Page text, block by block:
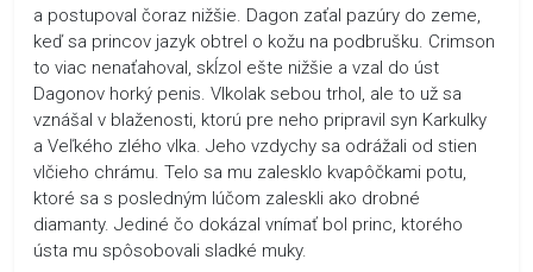
a postupoval čoraz nižšie. Dagon zaťal pazúry do zeme,
keď sa princov jazyk obtrel o kožu na podbrušku. Crimson
to viac nenaťahoval, skĺzol ešte nižšie a vzal do úst
Dagonov horký penis. Vlkolak sebou trhol, ale to už sa
vznášal v blaženosti, ktorú pre neho pripravil syn Karkulky
a Veľkého zlého vlka. Jeho vzdychy sa odrážali od stien
vlčieho chrámu. Telo sa mu zalesklo kvapôčkami potu,
ktoré sa s posledným lúčom zaleskli ako drobné
diamanty. Jediné čo dokázal vnímať bol princ, ktorého
ústa mu spôsobovali sladké muky.